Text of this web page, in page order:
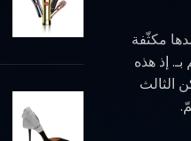
مكثّفة
إذ هذه
الثالث